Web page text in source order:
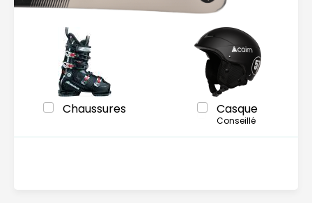
Chaussures Casque
Conseillé